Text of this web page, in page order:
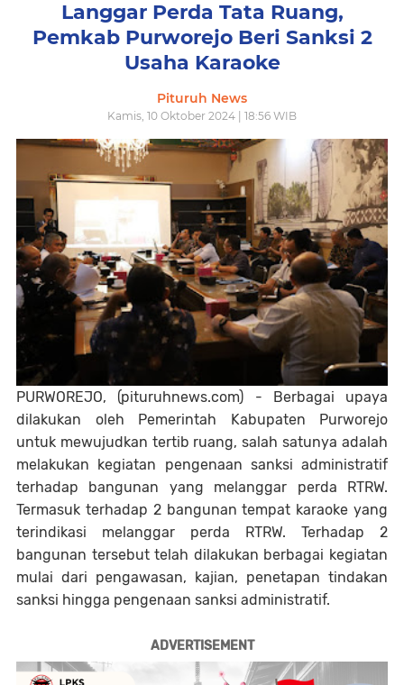
Langgar Perda Tata Ruang,
Pemkab Purworejo Beri Sanksi 2
Usaha Karaoke
Pituruh News
Kamis, 10 Oktober 2024 | 18:56 WIB
PURWOREJO, (pituruhnews.com) - Berbagai upaya
dilakukan oleh Pemerintah Kabupaten Purworejo
untuk mewujudkan tertib ruang, salah satunya adalah
melakukan kegiatan pengenaan sanksi administratif
terhadap bangunan yang melanggar perda RTRW.
Termasuk terhadap 2 bangunan tempat karaoke yang
terindikasi melanggar perda RTRW. Terhadap 2
bangunan tersebut telah dilakukan berbagai kegiatan
mulai dari pengawasan, kajian, penetapan tindakan
sanksi hingga pengenaan sanksi administratif.
ADVERTISEMENT